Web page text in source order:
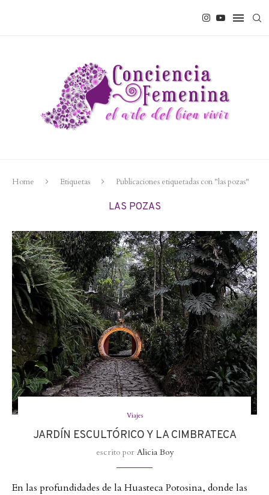
Home Etiquetas Publicaciones etiquetadas con "las pozas"
LAS POZAS
Viajes
JARDÍN ESCULTÓRICO Y LA CIMBRATECA
escrito por Alicia Boy
En las profundidades de la Huasteca Potosina, donde las